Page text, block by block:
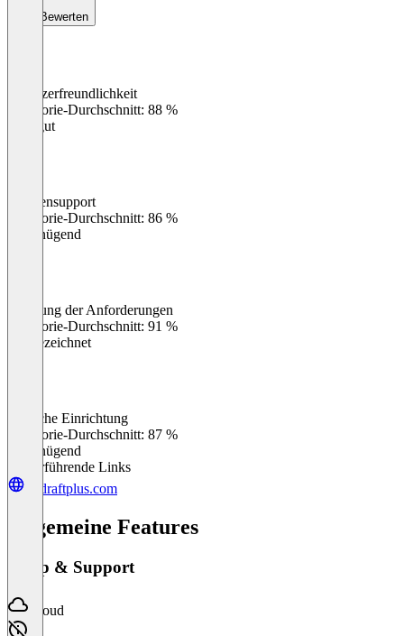
Bewerten
Benutzerfreundlichkeit
Kategorie-Durchschnitt: 88 %
Sehr gut
Kundensupport
Kategorie-Durchschnitt: 86 %
Ungenügend
Erfüllung der Anforderungen
Kategorie-Durchschnitt: 91 %
Ausgezeichnet
Einfache Einrichtung
Kategorie-Durchschnitt: 87 %
Ungenügend
Weiterführende Links
updraftplus.com
Allgemeine Features
Setup & Support
Cloud